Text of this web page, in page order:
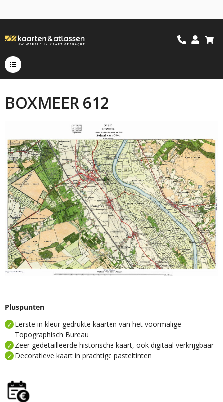
BOXMEER 612
Pluspunten
Eerste in kleur gedrukte kaarten van het voormalige
Topographisch Bureau
Zeer gedetailleerde historische kaart, ook digitaal verkrijgbaar
Decoratieve kaart in prachtige pasteltinten